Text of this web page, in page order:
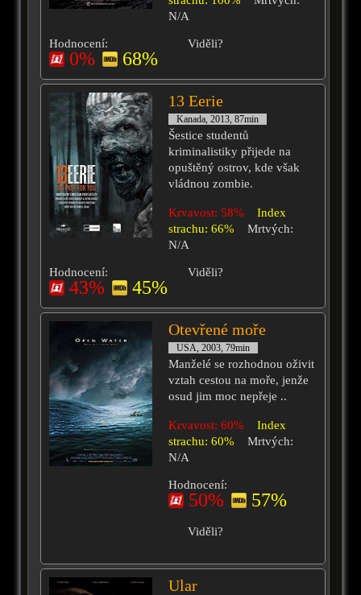
N/A
Hodnocení:
0% 68%
Viděli?
13 Eerie
Kanada, 2013, 87min
Šestice studentů
kriminalistiky přijede na
opuštěný ostrov, kde však
vládnou zombie.
Krvavost: 58%
Index
strachu: 66%
Mrtvých:
N/A
Hodnocení:
43% 45%
Viděli?
Otevřené moře
USA, 2003, 79min
Manželé se rozhodnou oživit
vztah cestou na moře, jenže
osud jim moc nepřeje ..
Krvavost: 60%
Index
strachu: 60%
Mrtvých:
N/A
Hodnocení:
50% 57%
Viděli?
Ular